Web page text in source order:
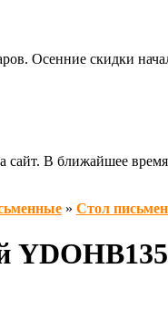
Осенние скидки
сайт. В ближайшее
» Стол